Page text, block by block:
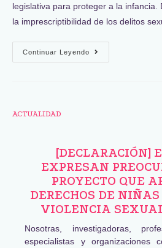
legislativa para proteger a la infancia.
la imprescriptibilidad de los delitos
Continuar Leyendo
ACTUALIDAD
[DECLARACIÓN]
EXPRESAN
PROYECTO QUE
DERECHOS DE
VIOLENCIA
Nosotras, investigadoras,
especialistas y organizaciones